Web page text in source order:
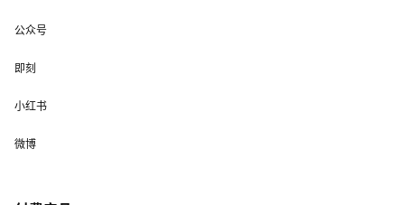
公众号
即刻
小红书
微博